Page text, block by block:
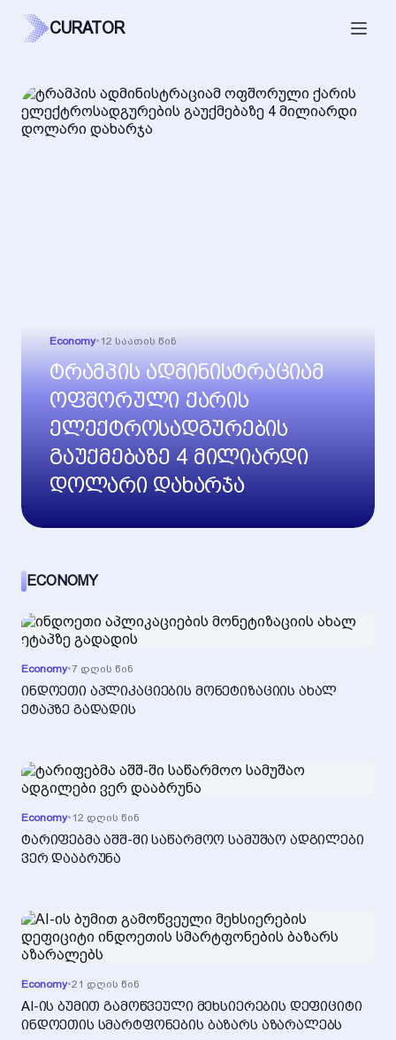
CURATOR
Economy•12 საათის წინ
ტრამპის ადმინისტრაციამ
ოფშორული ქარის
ელექტროსადგურების
გაუქმებაზე 4 მილიარდი
დოლარი დახარჯა
ECONOMY
Economy•7 დღის წინ
ინდოეთი აპლიკაციების მონეტიზაციის ახალ
ეტაპზე გადადის
Economy•12 დღის წინ
ტარიფებმა აშშ-ში საწარმოო სამუშაო ადგილები
ვერ დააბრუნა
Economy•21 დღის წინ
AI-ის ბუმით გამოწვეული მეხსიერების დეფიციტი
ინდოეთის სმარტფონების ბაზარს აზარალებს